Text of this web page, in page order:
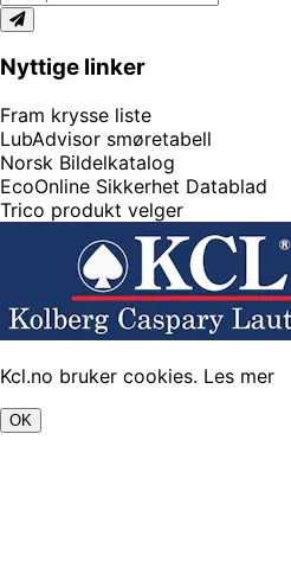
Nyttige linker
Fram krysse liste
LubAdvisor smøretabell
Norsk Bildelkatalog
EcoOnline Sikkerhet Datablad
Trico produkt velger
Kcl.no bruker cookies. Les mer
OK